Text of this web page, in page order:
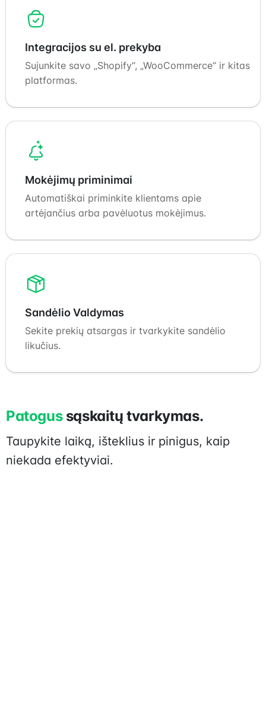
Integracijos su el. prekyba
Sujunkite savo „Shopify“, „WooCommerce“ ir kitas
platformas.
Mokėjimų priminimai
Automatiškai priminkite klientams apie
artėjančius arba pavėluotus mokėjimus.
Sandėlio Valdymas
Sekite prekių atsargas ir tvarkykite sandėlio
likučius.
Patogussąskaitų tvarkymas.
Taupykite laiką, išteklius ir pinigus, kaip
niekada efektyviai.